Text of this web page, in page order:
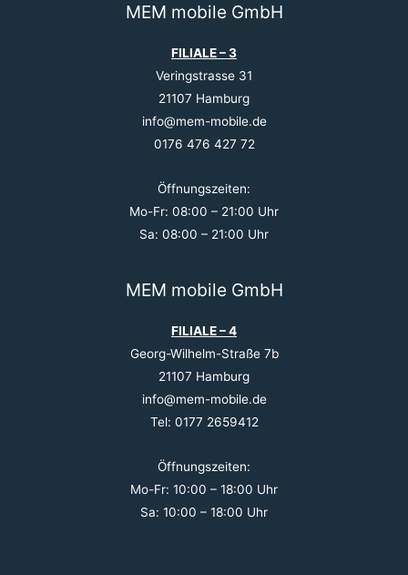
MEM mobile GmbH
FILIALE – 3
Veringstrasse 31
21107 Hamburg
info@mem-mobile.de
0176 476 427 72
Öffnungszeiten:
Mo-Fr: 08:00 – 21:00 Uhr
Sa: 08:00 – 21:00 Uhr
MEM mobile GmbH
FILIALE – 4
Georg-Wilhelm-Straße 7b
21107 Hamburg
info@mem-mobile.de
Tel: 0177 2659412
Öffnungszeiten:
Mo-Fr: 10:00 – 18:00 Uhr
Sa: 10:00 – 18:00 Uhr